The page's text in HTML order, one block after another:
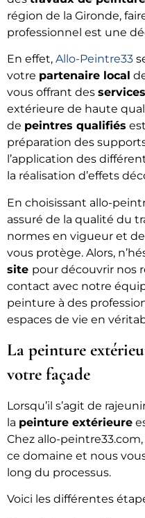
région de la Gironde,
professionnel est une
En effet, Allo-Peintre33
votre partenaire local
vous offrant des
extérieure de haute
de peintres qualifiés
préparation des
l’application des
la réalisation d’effets
En choisissant allo-
assuré de la qualité du
normes en vigueur et
vous protège. Alors,
site pour découvrir nos
contact avec notre
peinture à des
espaces de vie en
La peinture
votre façade
Lorsqu’il s’agit de
la peinture extérieure
Chez allo-
ce domaine et nous
long du processus.
Voici les différentes